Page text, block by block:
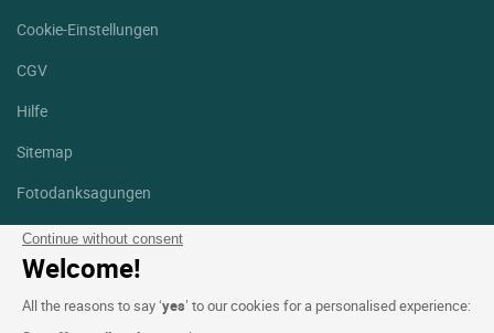
Continue without consent
Welcome!
All the reasons to say ‘yes’ to our cookies for a personalised experience:
Cookie-Einstellungen
CGV
Hilfe
Sitemap
Fotodanksagungen
Folgen Sie uns
Facebook
Linkedin